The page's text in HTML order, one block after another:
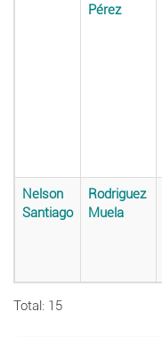
Pérez
Nelson
Santiago
Rodriguez
Muela
Total: 15